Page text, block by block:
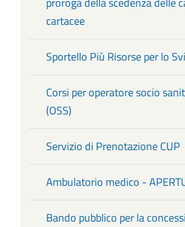
cartacee
Sportello Più Risorse per lo
Corsi per operatore socio
(OSS)
Servizio di Prenotazione CUP
Ambulatorio medico -
Bando pubblico per la